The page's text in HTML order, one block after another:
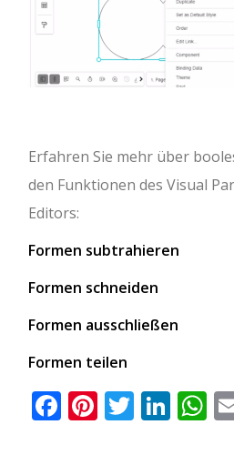
Erfahren Sie mehr über
den Funktionen des Visual
Editors:
Formen subtrahieren
Formen schneiden
Formen ausschließen
Formen teilen
Facebook
Pinterest
Twitter